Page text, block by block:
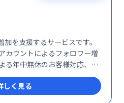
を支援するサービスです。
カウントによるフォロワー増
る年中無休のお客様対応、減
た安心できる環境の整備を強
プロモーションを支援し
しく見る